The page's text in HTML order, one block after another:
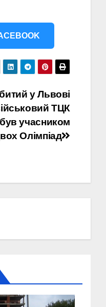
у Львові
ТЦК
був учасником
Олімпіад